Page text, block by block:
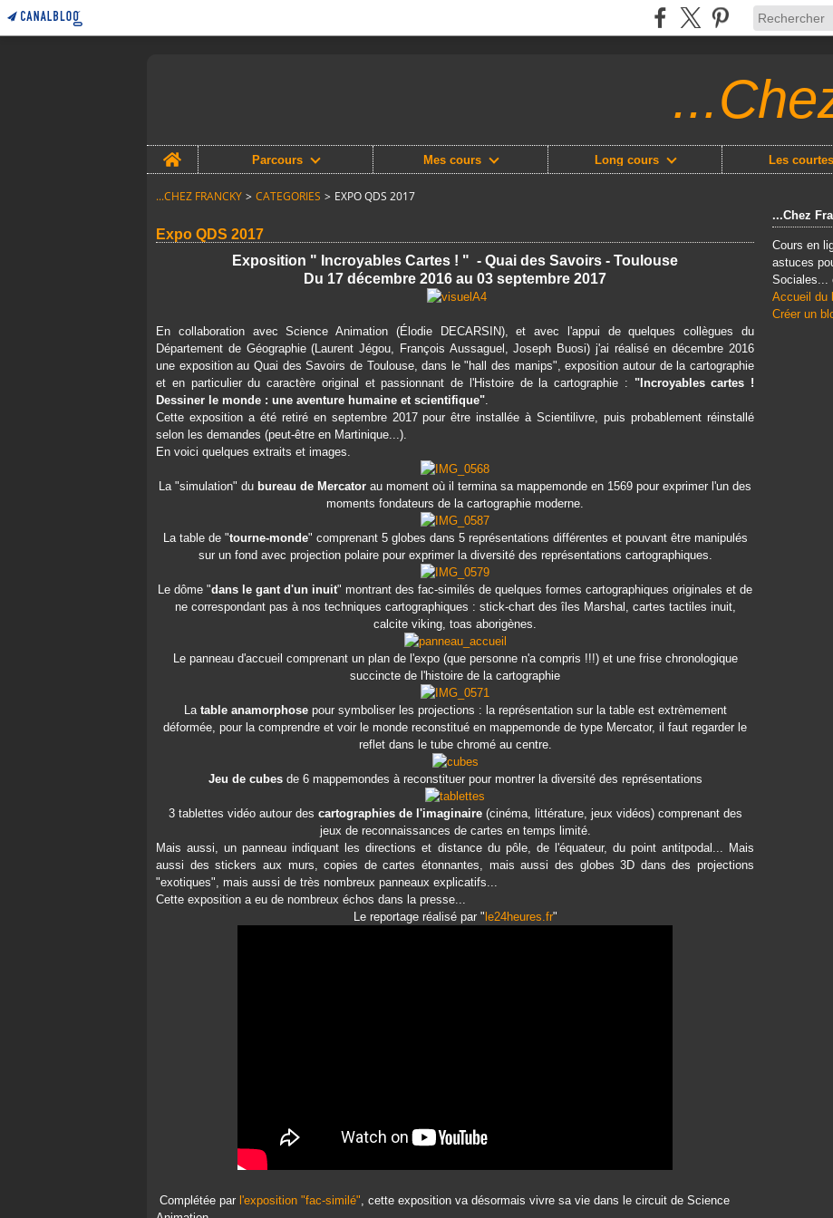
Home
Parcours Mes cours Long cours Les courtes
...CHEZ FRANCKY > CATEGORIES > EXPO QDS 2017
Expo QDS 2017
Exposition " Incroyables Cartes ! " - Quai des Savoirs - Toulouse
Du 17 décembre 2016 au 03 septembre 2017
En collaboration avec Science Animation (Élodie DECARSIN), et avec l'appui de quelques collègues du
Département de Géographie (Laurent Jégou, François Aussaguel, Joseph Buosi) j'ai réalisé en décembre 2016
une exposition au Quai des Savoirs de Toulouse, dans le "hall des manips", exposition autour de la cartographie
et en particulier du caractère original et passionnant de l'Histoire de la cartographie : "Incroyables cartes !
Dessiner le monde : une aventure humaine et scientifique".
Cette exposition a été retiré en septembre 2017 pour être installée à Scientilivre, puis probablement réinstallé
selon les demandes (peut-être en Martinique...).
En voici quelques extraits et images.
La "simulation" du bureau de Mercator au moment où il termina sa mappemonde en 1569 pour exprimer l'un des
moments fondateurs de la cartographie moderne.
La table de "tourne-monde" comprenant 5 globes dans 5 représentations différentes et pouvant être manipulés
sur un fond avec projection polaire pour exprimer la diversité des représentations cartographiques.
Le dôme "dans le gant d'un inuit" montrant des fac-similés de quelques formes cartographiques originales et de
ne correspondant pas à nos techniques cartographiques : stick-chart des îles Marshal, cartes tactiles inuit,
calcite viking, toas aborigènes.
Le panneau d'accueil comprenant un plan de l'expo (que personne n'a compris !!!) et une frise chronologique
succincte de l'histoire de la cartographie
La table anamorphosepour symboliser les projections : la représentation sur la table est extrèmement
déformée, pour la comprendre et voir le monde reconstitué en mappemonde de type Mercator, il faut regarder le
reflet dans le tube chromé au centre.
Jeu de cubesde 6 mappemondes à reconstituer pour montrer la diversité des représentations
3 tablettes vidéo autour des cartographies de l'imaginaire(cinéma, littérature, jeux vidéos) comprenant des
jeux de reconnaissances de cartes en temps limité.
Mais aussi, un panneau indiquant les directions et distance du pôle, de l'équateur, du point antitpodal... Mais
aussi des stickers aux murs, copies de cartes étonnantes, mais aussi des globes 3D dans des projections
"exotiques", mais aussi de très nombreux panneaux explicatifs...
Cette exposition a eu de nombreux échos dans la presse...
Le reportage réalisé par " le24heures.fr"
Complétée par l'exposition "fac-similé", cette exposition va désormais vivre sa vie dans le circuit de Science
...Chez
Cours en
astuces
Sociales...
Accueil du
Créer un